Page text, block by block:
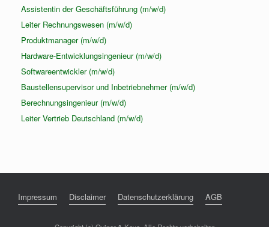
Assistentin der Geschäftsführung (m/w/d)
Leiter Rechnungswesen (m/w/d)
Produktmanager (m/w/d)
Hardware-Entwicklungsingenieur (m/w/d)
Softwareentwickler (m/w/d)
Baustellensupervisor und Inbetriebnehmer (m/w/d)
Berechnungsingenieur (m/w/d)
Leiter Vertrieb Deutschland (m/w/d)
Impressum Disclaimer Datenschutzerklärung AGB